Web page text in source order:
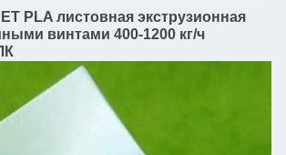
PLA листовная экструзионная
винтами 400-1200 кг/ч